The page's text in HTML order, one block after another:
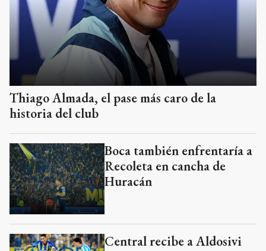
Thiago Almada, el pase más caro de la
historia del club
Boca también enfrentaría a
Recoleta en cancha de
Huracán
Central recibe a Aldosivi